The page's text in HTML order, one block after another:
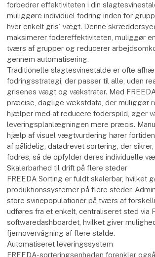
forbedrer effektiviteten i din
muliggøre individuel fodring inden for
hver enkelt gris' vægt. Denne
maksimerer fodereffektiviteten, muliggør
tværs af grupper og reducerer
gennem automatisering.
Traditionelle slagtesvinestalde er ofte
fodringsstrategi, der passer til alle, uden
grisenes vægt og vækstrater. Med
præcise, daglige vækstdata, der muliggør
hjælper med at reducere foderspild, øger
leveringsplanlægningen mere præcis.
hjælp af visuel vægtvurdering hører
af pålidelig, datadrevet sortering, der
fodres, så de opfylder deres individuelle
Skalerbarhed til drift på flere steder
FREEDA Sorting er fuldt skalerbar, hvilket
produktionssystemer på flere steder.
store svinepopulationer på tværs af
udføres fra et enkelt, centraliseret sted via
softwaredashboardet, hvilket giver
fjernovervågning af flere stalde.
Automatiseret leveringssystem
FREEDA-sorteringsenheden forenkler